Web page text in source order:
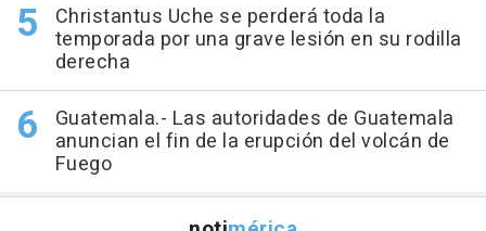
Christantus Uche se perderá toda la
temporada por una grave lesión en su rodilla
derecha
Guatemala.- Las autoridades de Guatemala
anuncian el fin de la erupción del volcán de
Fuego